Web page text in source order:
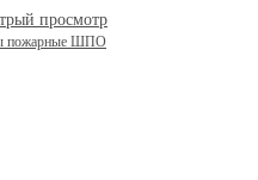
просмотр
пожарные ШПО